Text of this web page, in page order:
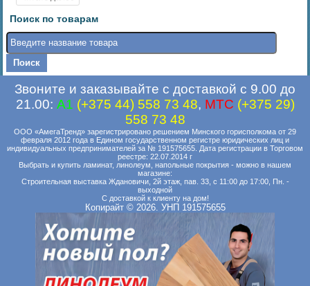
Поиск по товарам
Звоните и заказывайте с доставкой с 9.00 до
21.00: A1 (+375 44) 558 73 48, MTC (+375 29)
558 73 48
ООО «АмегаТренд» зарегистрировано решением Минского горисполкома от 29
февраля 2012 года в Едином государственном регистре юридических лиц и
индивидуальных предпринимателей за № 191575655. Дата регистрации в Торговом
реестре: 22.07.2014 г
Выбрать и купить ламинат, линолеум, напольные покрытия - можно в нашем
магазине:
Строительная выставка Ждановичи, 2й этаж, пав. 33, с 11:00 до 17:00, Пн. -
выходной
С доставкой к клиенту на дом!
Копирайт © 2026. УНП 191575655